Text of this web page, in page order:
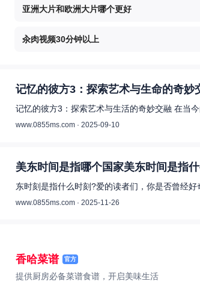
亚洲大片和欧洲大片哪个更好
汆肉视频30分钟以上
记忆的彼方3：探索艺术与生命的奇妙
记忆的彼方3：探索艺术与生活的奇妙交融 在当
www.0855ms.com · 2025-09-10
美东时间是指哪个国家美东时间是指
东时刻是指什么时刻?爱的读者们，你是否曾经
www.0855ms.com · 2025-11-26
香哈菜谱 官方
提供厨房必备菜谱食谱，开启美味生活